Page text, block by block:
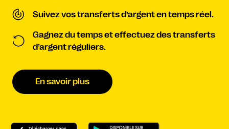
Suivez vos transferts d’argent en temps réel.
Gagnez du temps et effectuez des transferts
d’argent réguliers.
En savoir plus